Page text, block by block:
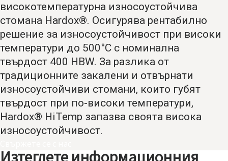
високотемпературна износоустойчива
стомана Hardox®. Осигурява рентабилно
решение за износоустойчивост при високи
температури до 500°C с номинална
твърдост 400 HBW. За разлика от
традиционните закалени и отвърнати
износоустойчиви стомани, които губят
твърдост при по-високи температури,
Hardox® HiTemp запазва своята висока
износоустойчивост.